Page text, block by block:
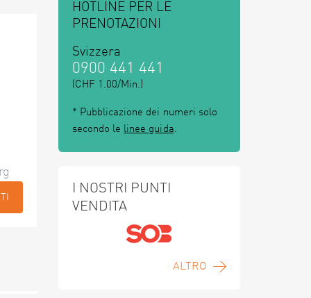
HOTLINE PER LE
PRENOTAZIONI
Svizzera
0900 441 441
(CHF 1.00/Min.)
* Pubblicazione dei numeri solo
secondo le linee guida.
I NOSTRI PUNTI
VENDITA
ALTRO